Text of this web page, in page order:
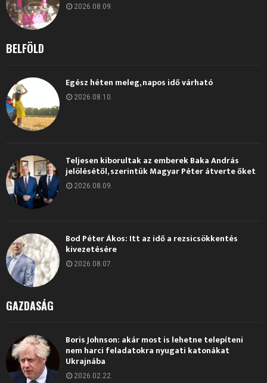
2026.08.09.
BELFÖLD
Egész héten meleg, napos idő várható
2026.08.10.
Teljesen kiborultak az emberek Baka András
jelölésétől, szerintük Magyar Péter átverte őket
2026.08.09.
Bod Péter Ákos: Itt az idő a rezsicsökkentés
kivezetésére
2026.08.07.
GAZDASÁG
Boris Johnson: akár most is lehetne telepíteni
nem harci feladatokra nyugati katonákat
Ukrajnába
2026.02.22.